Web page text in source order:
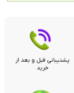
پشتیبانی قبل و بعد از
خرید